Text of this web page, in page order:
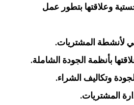
وعلاقتها بتطور عمل
لأنشطة المشتريات.
بأنظمة الجودة الشاملة.
وتكاليف الشراء.
المشتريات.